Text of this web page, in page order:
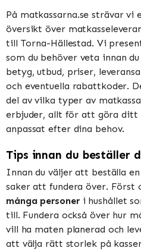
På matkassarna.se strävar
översikt över
till Torna-Hällestad. Vi
som du behöver veta innan
betyg, utbud, priser,
och eventuella rabattkoder.
del av vilka typer av
erbjuder, allt för att göra ditt
anpassat efter dina behov.
Tips innan du beställer
Innan du väljer att beställa
saker att fundera över. Först
många personeri hushållet
till. Fundera också över hur
vill ha maten planerad och
att välja rätt storlek på